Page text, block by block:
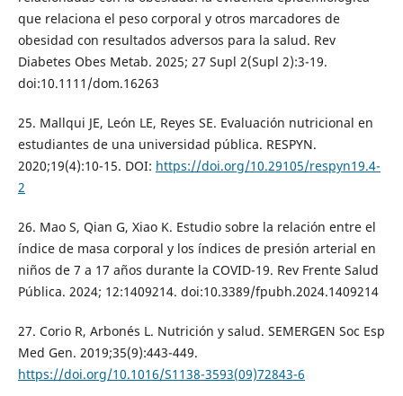
que relaciona el peso corporal y otros marcadores de
obesidad con resultados adversos para la salud. Rev
Diabetes Obes Metab. 2025; 27 Supl 2(Supl 2):3-19.
doi:10.1111/dom.16263
25. Mallqui JE, León LE, Reyes SE. Evaluación nutricional en
estudiantes de una universidad pública. RESPYN.
2020;19(4):10-15. DOI: https://doi.org/10.29105/respyn19.4-
2
26. Mao S, Qian G, Xiao K. Estudio sobre la relación entre el
índice de masa corporal y los índices de presión arterial en
niños de 7 a 17 años durante la COVID-19. Rev Frente Salud
Pública. 2024; 12:1409214. doi:10.3389/fpubh.2024.1409214
27. Corio R, Arbonés L. Nutrición y salud. SEMERGEN Soc Esp
Med Gen. 2019;35(9):443-449.
https://doi.org/10.1016/S1138-3593(09)72843-6